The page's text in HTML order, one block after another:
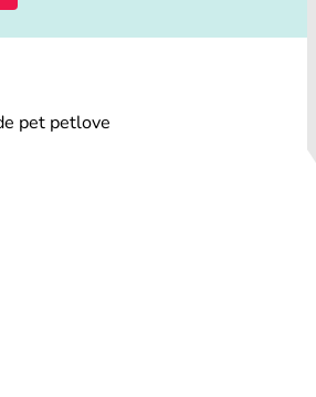
hoje!
cuidados, o Petlove Plano atende a
travesso até o companheiro sênior